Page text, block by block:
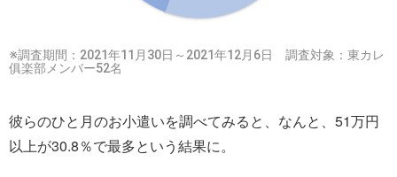
※調査期間：2021年11月30日～2021年12月6日 調査対象：東カレ
俱楽部メンバー52名
彼らのひと月のお小遣いを調べてみると、なんと、51万円
以上が30.8％で最多という結果に。